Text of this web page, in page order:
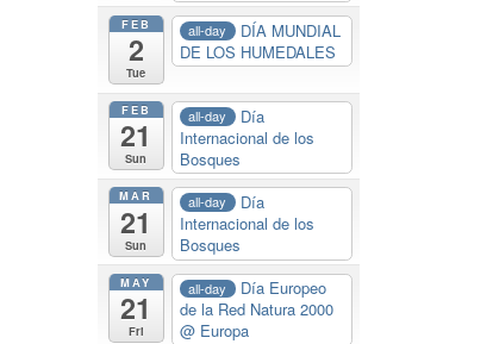
FEB
2
Tue
all-day
DÍA MUNDIAL
DE LOS HUMEDALES
FEB
21
Sun
all-day
Día
Internacional de los
Bosques
MAR
21
Sun
all-day
Día
Internacional de los
Bosques
MAY
21
Fri
all-day
Día Europeo
de la Red Natura 2000
@ Europa